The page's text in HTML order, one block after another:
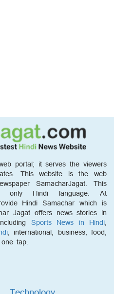
portal; it serves the viewers
This website is the web
SamacharJagat. This
only Hindi language. At
Hindi Samachar which is
Jagat offers news stories in
Sports News in Hindi,
, international, business, food,
tap.